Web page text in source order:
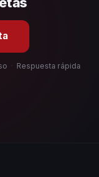
· Respuesta rápida